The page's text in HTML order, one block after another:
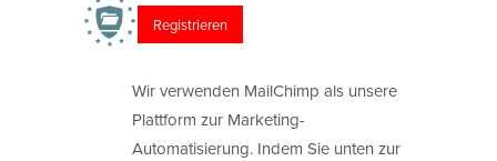
Wir verwenden MailChimp als unsere
Plattform zur Marketing-
Automatisierung. Indem Sie unten zur